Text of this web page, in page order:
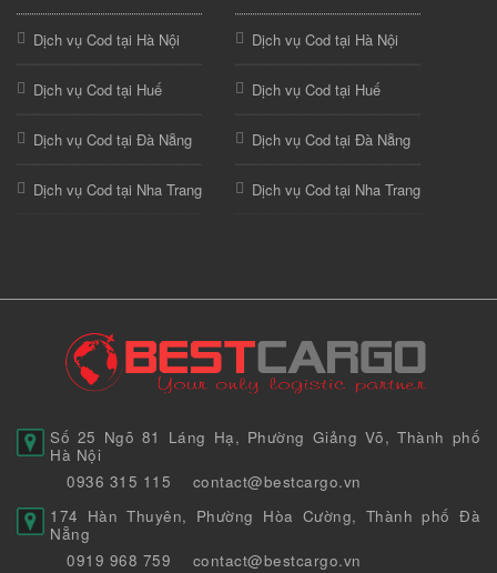
Dịch vụ Cod tại Hà Nội
Dịch vụ Cod tại Huế
Dịch vụ Cod tại Đà Nẵng
Dịch vụ Cod tại Nha Trang
Dịch vụ Cod tại Hà Nội
Dịch vụ Cod tại Huế
Dịch vụ Cod tại Đà Nẵng
Dịch vụ Cod tại Nha Trang
Số 25 Ngõ 81 Láng Hạ, Phường Giảng Võ, Thành phố
Hà Nội
0936 315 115
contact@bestcargo.vn
174 Hàn Thuyên, Phường Hòa Cường, Thành phố Đà
Nẵng
0919 968 759
contact@bestcargo.vn